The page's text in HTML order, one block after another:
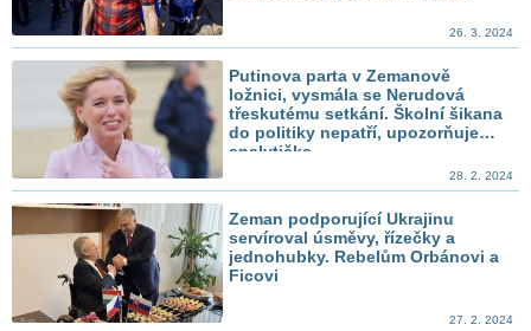
26. 3. 2024
Putinova parta v Zemanově
ložnici, vysmála se Nerudová
třeskutému setkání. Školní šikana
do politiky nepatří, upozorňuje
analytička
28. 2. 2024
Zeman podporující Ukrajinu
servíroval úsměvy, řízečky a
jednohubky. Rebelům Orbánovi a
Ficovi
27. 2. 2024